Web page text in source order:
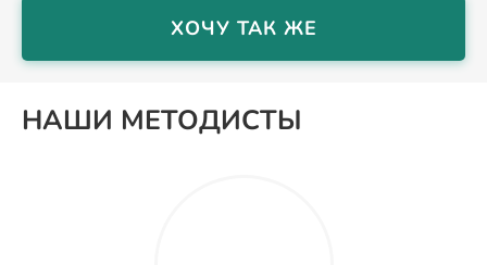
ХОЧУ ТАК ЖЕ
НАШИ МЕТОДИСТЫ